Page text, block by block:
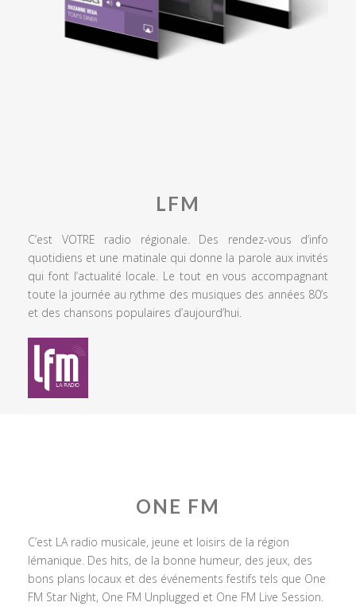
LFM
C’est VOTRE radio régionale. Des rendez-vous d’info
quotidiens et une matinale qui donne la parole aux invités
qui font l’actualité locale. Le tout en vous accompagnant
toute la journée au rythme des musiques des années 80’s
et des chansons populaires d’aujourd’hui.
ONE FM
C’est LA radio musicale, jeune et loisirs de la région
lémanique. Des hits, de la bonne humeur, des jeux, des
bons plans locaux et des événements festifs tels que One
FM Star Night, One FM Unplugged et One FM Live Session.